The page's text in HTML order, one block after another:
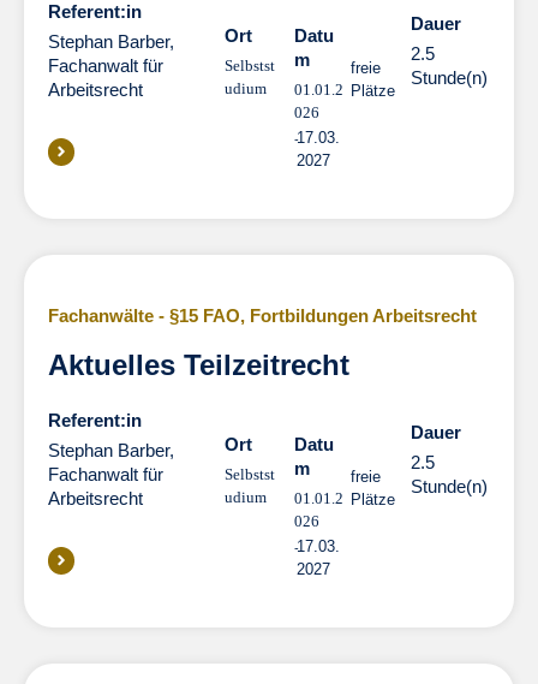
Referent:in
Stephan Barber,
Fachanwalt für
Arbeitsrecht
Ort
Selbstst
udium
Datu
m
01.01.2
026
17.03.
2027
freie
Plätze
Dauer
2.5
Stunde(n)
Fachanwälte - §15 FAO, Fortbildungen Arbeitsrecht
Aktuelles Teilzeitrecht
Referent:in
Stephan Barber,
Fachanwalt für
Arbeitsrecht
Ort
Selbstst
udium
Datu
m
01.01.2
026
17.03.
2027
freie
Plätze
Dauer
2.5
Stunde(n)